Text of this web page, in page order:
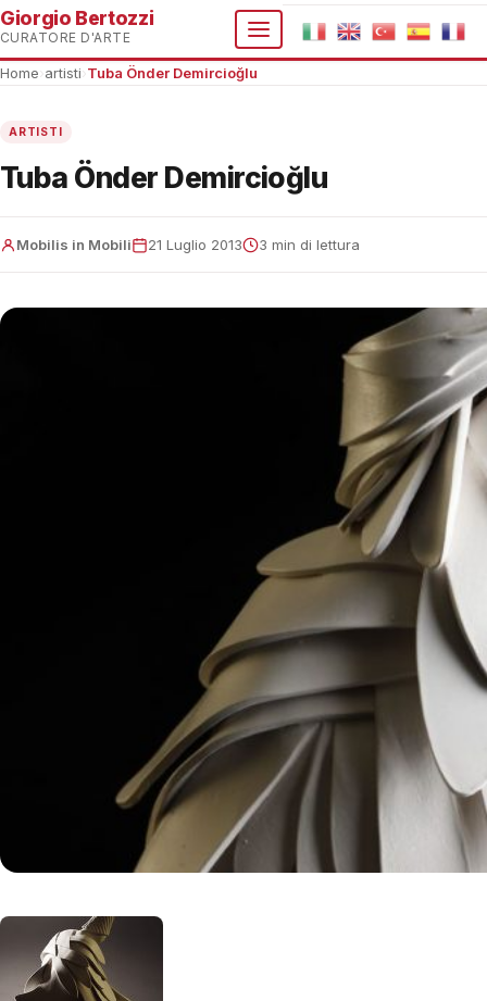
Giorgio Bertozzi
CURATORE D'ARTE
Home artisti Tuba Önder Demircioğlu
ARTISTI
Tuba Önder Demircioğlu
Mobilis in Mobili 21 Luglio 2013 3 min di lettura